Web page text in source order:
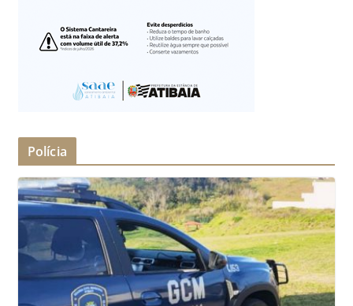
Polícia